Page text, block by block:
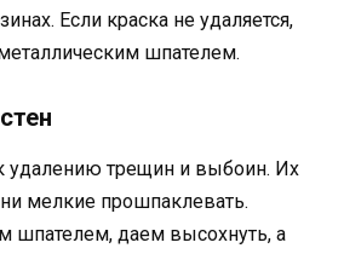
Если краска не удаляется,
шпателем.
удалению трещин и выбоин. Их
мелкие прошпаклевать.
шпателем, даем высохнуть, а